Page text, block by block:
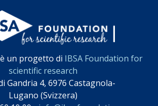
un progetto di IBSA Foundation for
scientific research
Gandria 4, 6976 Castagnola-
Lugano (Svizzera)